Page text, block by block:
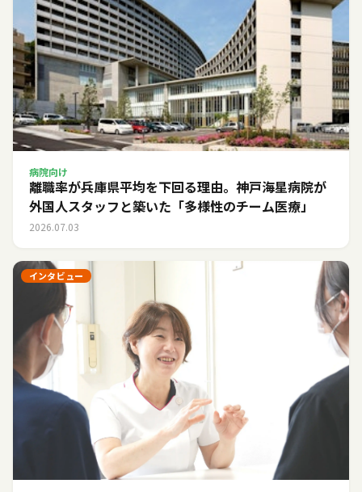
病院向け
離職率が兵庫県平均を下回る理由。神戸海星病院が
外国人スタッフと築いた「多様性のチーム医療」
2026.07.03
インタビュー